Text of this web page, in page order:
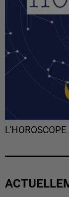
L'HOROSCOPE